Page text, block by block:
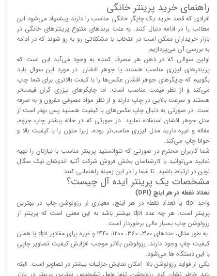
راهنمای خرید پرینتر خانگی
افرادی که قصد خرید یک چاپگر خانگی مناسب را دارند پیشنهاد می‌شود این
مطالب را در ادامه دنبال کنند. به علت برند‌های متنوع پرینتر‌های خانگی در
بازار خریداران ممکن است در انتخاب با مشکلاتی رو به رو شوند که در ادامه
به بررسی آن می‌پردازیم.
اولین سوالی که در ذهن هر مصرف کننده به وجود می‌آید این است که
پرینتر‌های لیزری مناسب هستند یا جوهر افشان. در مورد این سوال باید
بگوییم که چاپگر‌های جوهر افشان عکس‌ها را با کیفت بالا‌‌‌تری برای شما چاپ
می‌کند و از نظر قیمت مناسب است. اما چاپگر‌های لیزری گران قیمت‌تر
هستند و سرعت بالایی در چاپ دارند و از نظر مواد مصرفی مقرون و به صرفه
است. در صورتی به دنبال چاپ عکس‌های با کیفیت هستید پس بهتر است از
مدل جوهر افشان استفاده نمایید. در صورتی که در خانه بیشتر چاپ جزوه،
مقاله و غیره دارید مدل لیزری مناسب‌تر بوده، زیرا متون را با کیفیت بالا و
خوانا چاپ می‌کند.
شما کاربران محترم در صورتی که نتوانستید پرینتر مناسب با نیازتان را تهیه
نمایید می‌توانید با کارشناسان بخش فروش شرکت آتیه اندیشان نیک سگال
نوین در ارتباط باشید. تا شما را در این زمینه راهنمایی کنند.
مشخصات یک پرینتر ایده آل چیست؟
تعداد نقطه در هر اینچ (DPI)
واحد dpi یا تعداد نقطه در هر اینچ، معیاری از رزولوشن چاپ در بهترین
پرینتر است. هر چه عدد dpi بیشتر باشد به این معنی است که پرینتر از
رزولوشن چاپ بسیار عالی برخوردار است.
به طور مثال، عدد‌های 300، 360، 1200، 1440 و غیره برای مقادیر dpi یا همان
کیفیت چاپ وجود دارند. رزولوشن بالا‌‌تر موجب افزایش کیفیت تصاویر چاپی
با این دستگاه ها می‌شود.
یکی از فواید رزولوشن بالا امکان نمایش جزئیات بیشتر در تصاویر است. البته